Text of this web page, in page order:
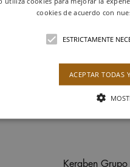
Keraben
cookies de acuerdo con
ESTRICTAMENTE
ACEPTAR TODAS